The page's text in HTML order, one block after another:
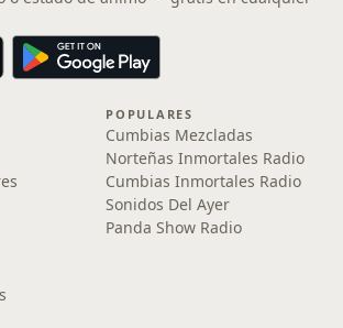
POPULARES
Cumbias Mezcladas
Norteñas Inmortales Radio
Cumbias Inmortales Radio
Sonidos Del Ayer
Panda Show Radio